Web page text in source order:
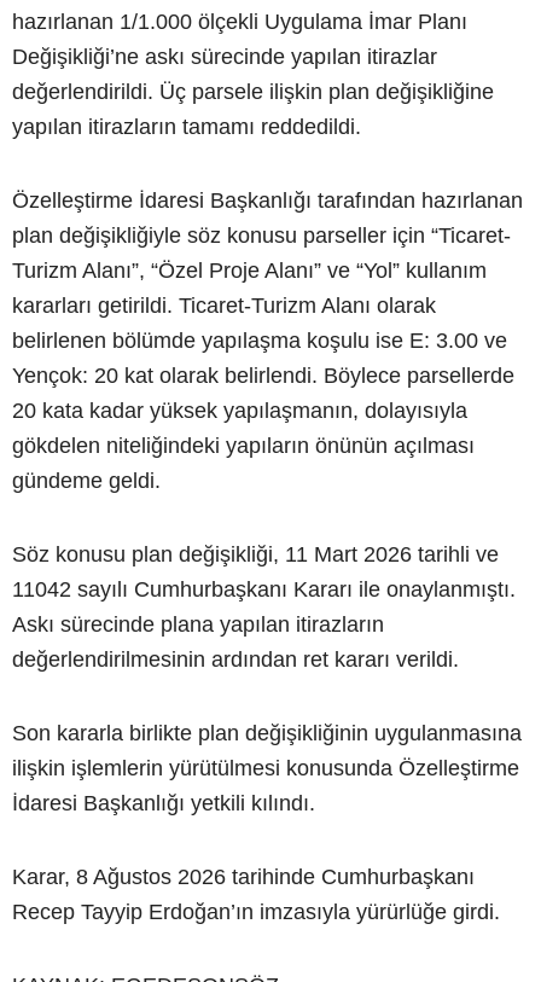
hazırlanan 1/1.000 ölçekli Uygulama İmar Planı
Değişikliği’ne askı sürecinde yapılan itirazlar
değerlendirildi. Üç parsele ilişkin plan değişikliğine
yapılan itirazların tamamı reddedildi.
Özelleştirme İdaresi Başkanlığı tarafından hazırlanan
plan değişikliğiyle söz konusu parseller için “Ticaret-
Turizm Alanı”, “Özel Proje Alanı” ve “Yol” kullanım
kararları getirildi. Ticaret-Turizm Alanı olarak
belirlenen bölümde yapılaşma koşulu ise E: 3.00 ve
Yençok: 20 kat olarak belirlendi. Böylece parsellerde
20 kata kadar yüksek yapılaşmanın, dolayısıyla
gökdelen niteliğindeki yapıların önünün açılması
gündeme geldi.
Söz konusu plan değişikliği, 11 Mart 2026 tarihli ve
11042 sayılı Cumhurbaşkanı Kararı ile onaylanmıştı.
Askı sürecinde plana yapılan itirazların
değerlendirilmesinin ardından ret kararı verildi.
Son kararla birlikte plan değişikliğinin uygulanmasına
ilişkin işlemlerin yürütülmesi konusunda Özelleştirme
İdaresi Başkanlığı yetkili kılındı.
Karar, 8 Ağustos 2026 tarihinde Cumhurbaşkanı
Recep Tayyip Erdoğan’ın imzasıyla yürürlüğe girdi.